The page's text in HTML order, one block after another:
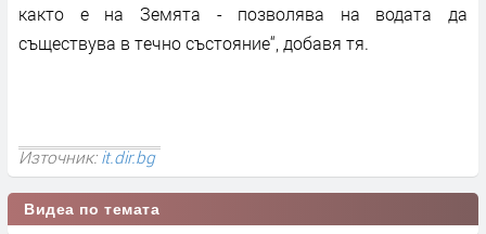
както е на Земята - позволява на водата да
съществува в течно състояние“, добавя тя.
Източник:it.dir.bg
Видеа по темата